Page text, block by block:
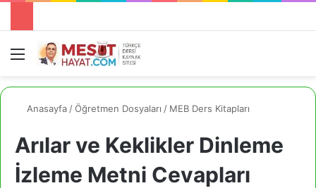
Menü
Anasayfa /Öğretmen Dosyaları / MEB Ders Kitapları
Arılar ve Keklikler Dinleme
İzleme Metni Cevapları